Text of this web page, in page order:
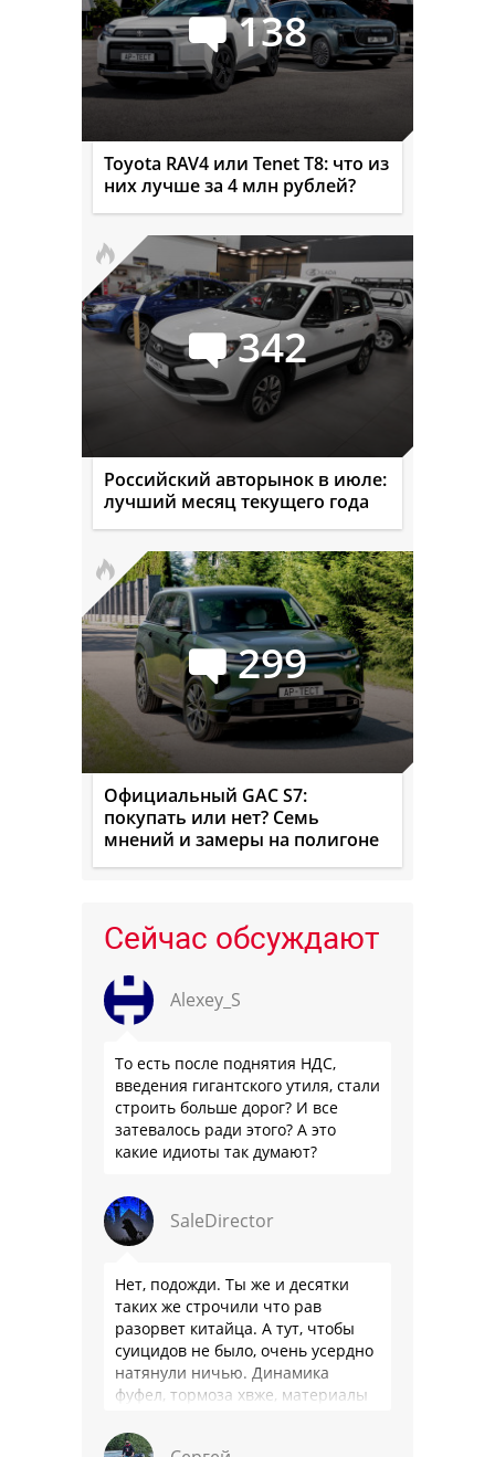
138
Toyota RAV4 или Tenet T8: что из
них лучше за 4 млн рублей?
342
Российский авторынок в июле:
лучший месяц текущего года
299
Официальный GAC S7:
покупать или нет? Семь
мнений и замеры на полигоне
Сейчас обсуждают
Alexey_S
То есть после поднятия НДС,
введения гигантского утиля, стали
строить больше дорог? И все
затевалось ради этого? А это
какие идиоты так думают?
SaleDirector
Нет, подожди. Ты же и десятки
таких же строчили что рав
разорвет китайца. А тут, чтобы
суицидов не было, очень усердно
натянули ничью. Динамика
фуфел, тормоза хвже, материалы